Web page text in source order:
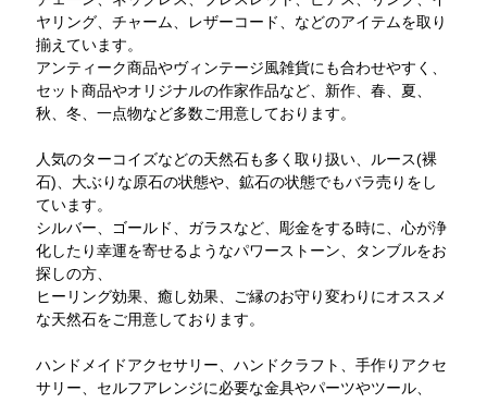
ヤリング、チャーム、レザーコード、などのアイテムを取り
揃えています。
アンティーク商品やヴィンテージ風雑貨にも合わせやすく、
セット商品やオリジナルの作家作品など、新作、春、夏、
秋、冬、一点物など多数ご用意しております。
人気のターコイズなどの天然石も多く取り扱い、ルース(裸
石)、大ぶりな原石の状態や、鉱石の状態でもバラ売りをし
ています。
シルバー、ゴールド、ガラスなど、彫金をする時に、心が浄
化したり幸運を寄せるようなパワーストーン、タンブルをお
探しの方、
ヒーリング効果、癒し効果、ご縁のお守り変わりにオススメ
な天然石をご用意しております。
ハンドメイドアクセサリー、ハンドクラフト、手作りアクセ
サリー、セルフアレンジに必要な金具やパーツやツール、